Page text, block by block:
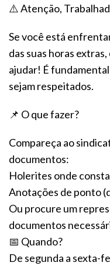
⚠️ Atenção,
Se você está
das suas horas
ajudar! É
sejam respeitados.
📌 O que fazer?
Compareça ao
documentos:
Holerites onde
Anotações de ponto
Ou procure um
documentos
📅 Quando?
De segunda a sexta-